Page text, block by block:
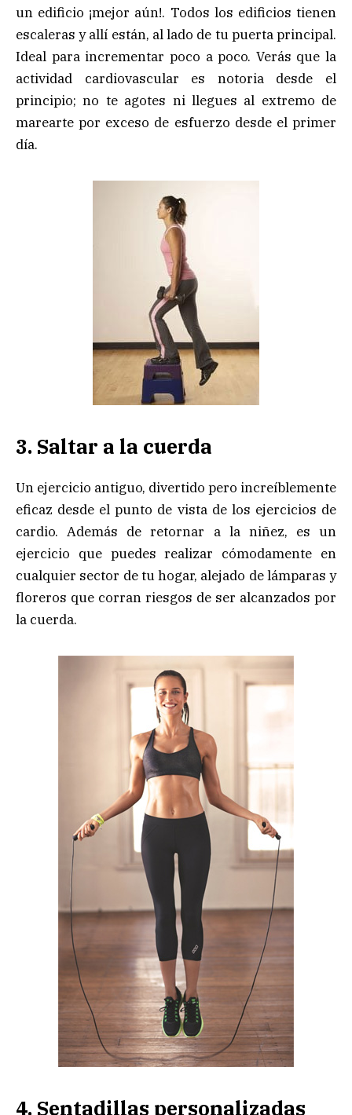
un edificio ¡mejor aún!. Todos los edificios tienen
escaleras y allí están, al lado de tu puerta principal.
Ideal para incrementar poco a poco. Verás que la
actividad cardiovascular es notoria desde el
principio; no te agotes ni llegues al extremo de
marearte por exceso de esfuerzo desde el primer
día.
3. Saltar a la cuerda
Un ejercicio antiguo, divertido pero increíblemente
eficaz desde el punto de vista de los ejercicios de
cardio. Además de retornar a la niñez, es un
ejercicio que puedes realizar cómodamente en
cualquier sector de tu hogar, alejado de lámparas y
floreros que corran riesgos de ser alcanzados por
la cuerda.
4. Sentadillas personalizadas